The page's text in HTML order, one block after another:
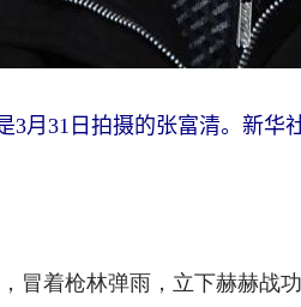
31日拍摄的张富清。新华
着枪林弹雨，立下赫赫战